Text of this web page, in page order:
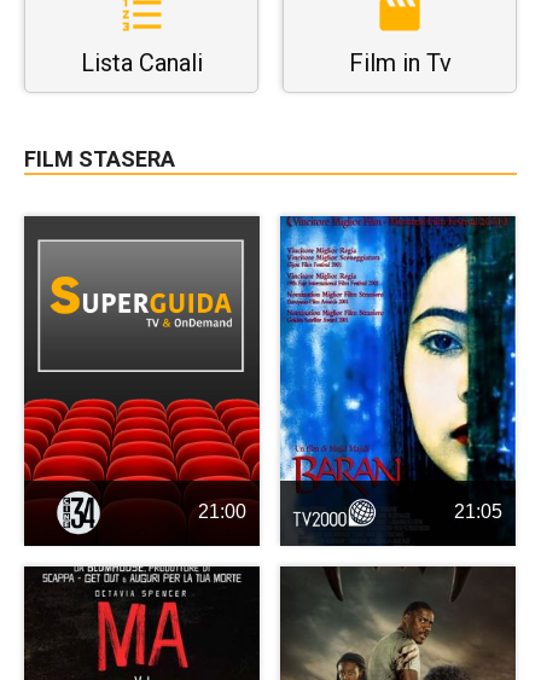
Lista Canali Film in Tv
FILM STASERA
21:00 21:05